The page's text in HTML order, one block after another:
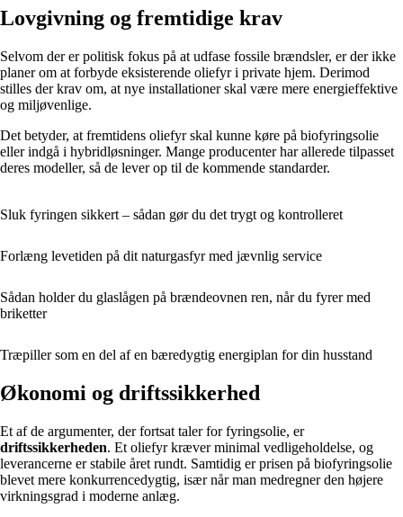
Lovgivning og fremtidige krav
Selvom der er politisk fokus på at udfase fossile brændsler, er der ikke
planer om at forbyde eksisterende oliefyr i private hjem. Derimod
stilles der krav om, at nye installationer skal være mere energieffektive
og miljøvenlige.
Det betyder, at fremtidens oliefyr skal kunne køre på biofyringsolie
eller indgå i hybridløsninger. Mange producenter har allerede tilpasset
deres modeller, så de lever op til de kommende standarder.
Sluk fyringen sikkert – sådan gør du det trygt og kontrolleret
Forlæng levetiden på dit naturgasfyr med jævnlig service
Sådan holder du glaslågen på brændeovnen ren, når du fyrer med
briketter
Træpiller som en del af en bæredygtig energiplan for din husstand
Økonomi og driftssikkerhed
Et af de argumenter, der fortsat taler for fyringsolie, er
driftssikkerheden. Et oliefyr kræver minimal vedligeholdelse, og
leverancerne er stabile året rundt. Samtidig er prisen på biofyringsolie
blevet mere konkurrencedygtig, især når man medregner den højere
virkningsgrad i moderne anlæg.